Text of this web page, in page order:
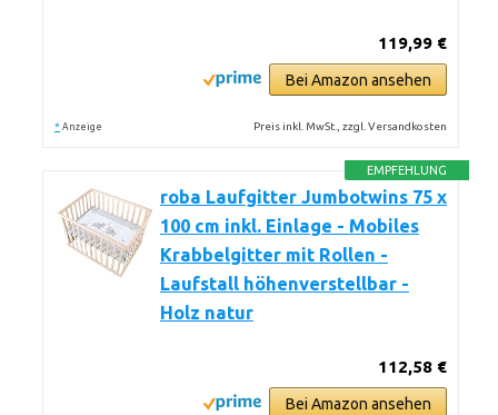
119,99 €
Bei Amazon ansehen
* Anzeige Preis inkl. MwSt., zzgl. Versandkosten
EMPFEHLUNG
roba Laufgitter Jumbotwins 75 x
100 cm inkl. Einlage - Mobiles
Krabbelgitter mit Rollen -
Laufstall höhenverstellbar -
Holz natur
112,58 €
Bei Amazon ansehen